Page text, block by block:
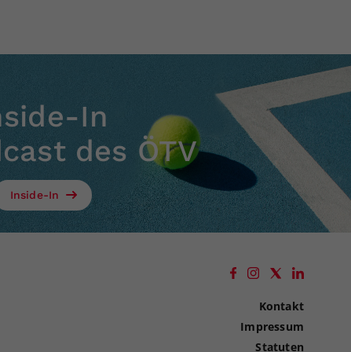
In
des ÖTV
Inside-In
Kontakt
Impressum
Statuten